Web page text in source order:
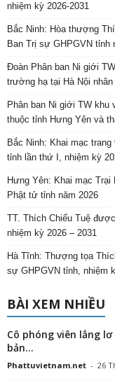
nhiệm kỳ 2026-2031
Bắc Ninh: Hòa thượng
Ban Trị sự GHPGVN tỉnh
Đoàn Phân ban Ni giới
trường hạ tại Hà Nội
Phân ban Ni giới TW
thuộc tỉnh Hưng Yên và
Bắc Ninh: Khai mạc
tỉnh lần thứ I, nhiệm kỳ
Hưng Yên: Khai mạc Trại
Phật tử tỉnh năm 2026
TT. Thích Chiếu Tuệ
nhiệm kỳ 2026 – 2031
Hà Tĩnh: Thượng tọa
sự GHPGVN tỉnh, nhiệm
BÀI XEM NHIỀU
Cô phóng viên lẳng
bản...
Phattuvietnam.net - 26